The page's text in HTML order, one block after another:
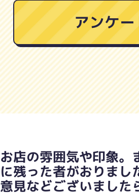
アンケ
お店の雰囲気や印象。
に残った者がおりま
意見などございました